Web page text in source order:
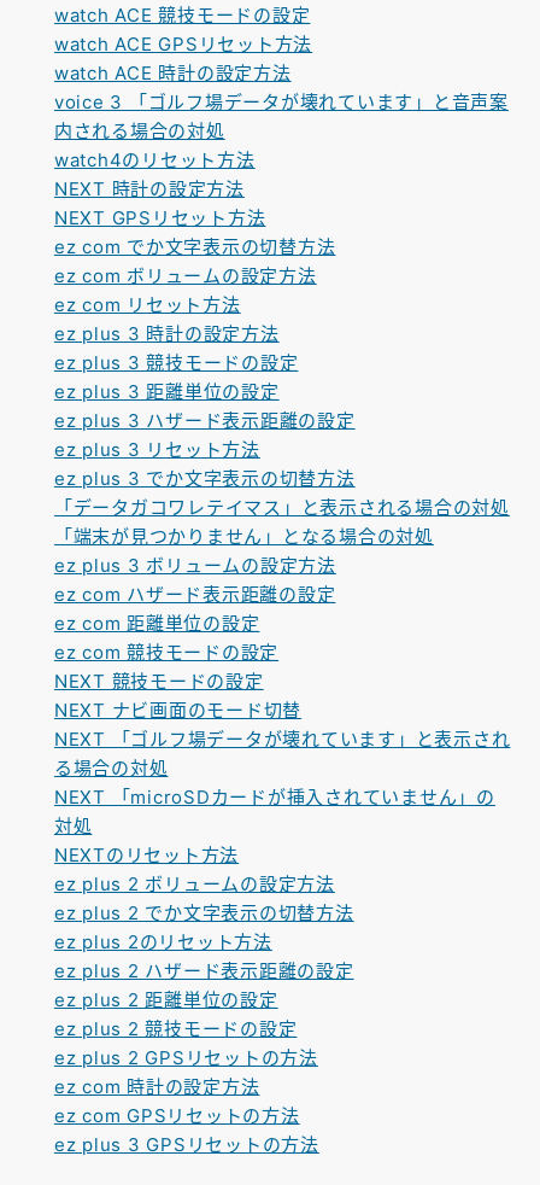
watch ACE 競技モードの設定
watch ACE GPSリセット方法
watch ACE 時計の設定方法
voice 3 「ゴルフ場データが壊れています」と音声案
内される場合の対処
watch4のリセット方法
NEXT 時計の設定方法
NEXT GPSリセット方法
ez com でか文字表示の切替方法
ez com ボリュームの設定方法
ez com リセット方法
ez plus 3 時計の設定方法
ez plus 3 競技モードの設定
ez plus 3 距離単位の設定
ez plus 3 ハザード表示距離の設定
ez plus 3 リセット方法
ez plus 3 でか文字表示の切替方法
「データガコワレテイマス」と表示される場合の対処
「端末が見つかりません」となる場合の対処
ez plus 3 ボリュームの設定方法
ez com ハザード表示距離の設定
ez com 距離単位の設定
ez com 競技モードの設定
NEXT 競技モードの設定
NEXT ナビ画面のモード切替
NEXT 「ゴルフ場データが壊れています」と表示され
る場合の対処
NEXT 「microSDカードが挿入されていません」の
対処
NEXTのリセット方法
ez plus 2 ボリュームの設定方法
ez plus 2 でか文字表示の切替方法
ez plus 2のリセット方法
ez plus 2 ハザード表示距離の設定
ez plus 2 距離単位の設定
ez plus 2 競技モードの設定
ez plus 2 GPSリセットの方法
ez com 時計の設定方法
ez com GPSリセットの方法
ez plus 3 GPSリセットの方法